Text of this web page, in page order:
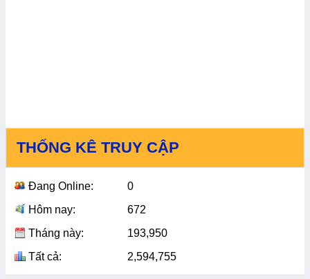
THỐNG KÊ TRUY CẬP
Đang Online:
0
Hôm nay:
672
Tháng này:
193,950
Tất cả:
2,594,755